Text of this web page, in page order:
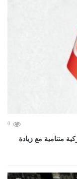
0
متنامية مع زيادة